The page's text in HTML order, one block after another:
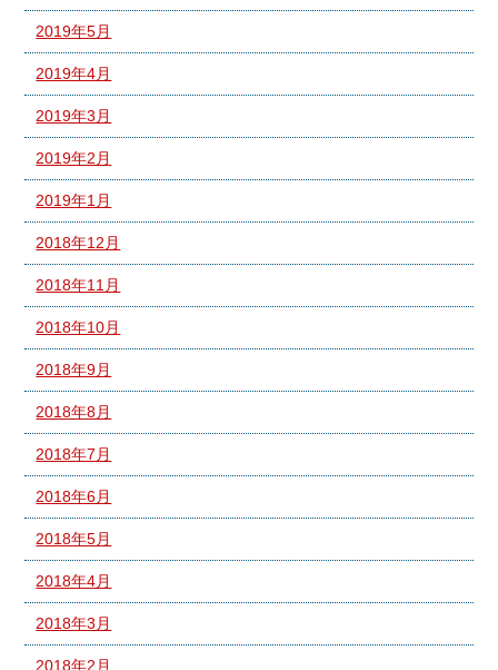
2019年5月
2019年4月
2019年3月
2019年2月
2019年1月
2018年12月
2018年11月
2018年10月
2018年9月
2018年8月
2018年7月
2018年6月
2018年5月
2018年4月
2018年3月
2018年2月